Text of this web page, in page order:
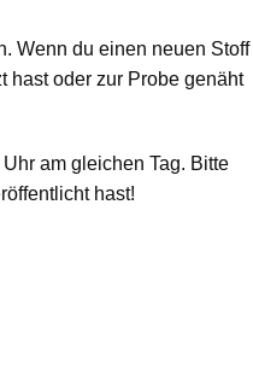
Wenn du einen neuen Stoff
hast oder zur Probe genäht
am gleichen Tag. Bitte
hast!